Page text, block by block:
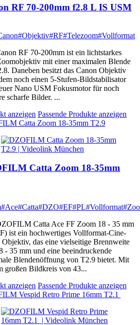
RF 70-200mm f2.8 L IS USM
#Objektiv#RF#Telezoom#Vollformat
RF 70-200mm ist ein lichtstarkes
mit einer maximalen Blende
Daneben besitzt das Canon Objektiv
noch einen 5-Stufen-Bildstabilisator
Nano USM Fokusmotor für noch
scharfe Bilder. ...
anzeigen Passende Produkte anzeigen
Catta Zoom 18-35mm T2.9
Catta Zoom 18-35mm
#Ace#Catta#DZO#EF#PL#Vollformat
Catta Ace FF Zoom 18 - 35 mm
ist ein hochwertiges Vollformat-Cine-
Objektiv, das eine vielseitige Brennweite
- 35 mm und eine beeindruckende
Blendenöffnung von T2.9 bietet. Mit
großen Bildkreis von 43...
anzeigen Passende Produkte anzeigen
Vespid Retro Prime 16mm T2.1